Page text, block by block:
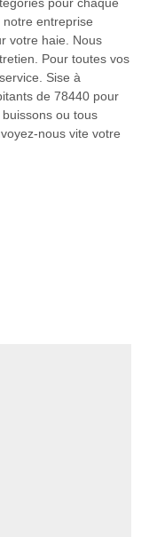
entreprise
votre haie. Nous
Pour toutes vos
Sise à
de 78440 pour
ou tous
nous vite votre